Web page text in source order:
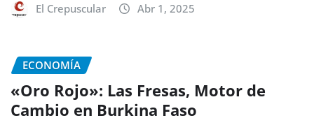
El Crepuscular Abr 1, 2025
ECONOMÍA
«Oro Rojo»: Las Fresas, Motor de
Cambio en Burkina Faso